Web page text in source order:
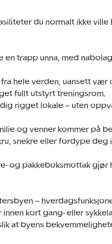
du normalt ikke ville
trapp unna, med
hele verden, uansett vær
fullt utstyrt treningsrom.
rigget lokale – uten
og venner kommer på
snekre eller fordype deg
og pakkeboksmottak gjør
–
kort gang- eller
at byens